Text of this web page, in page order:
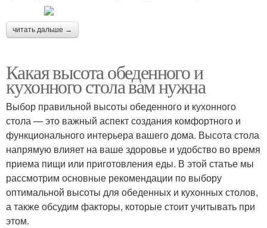
читать дальше →
Какая высота обеденного и
кухонного стола вам нужна
Выбор правильной высоты обеденного и кухонного
стола — это важный аспект создания комфортного и
функционального интерьера вашего дома. Высота стола
напрямую влияет на ваше здоровье и удобство во время
приема пищи или приготовления еды. В этой статье мы
рассмотрим основные рекомендации по выбору
оптимальной высоты для обеденных и кухонных столов,
а также обсудим факторы, которые стоит учитывать при
этом.